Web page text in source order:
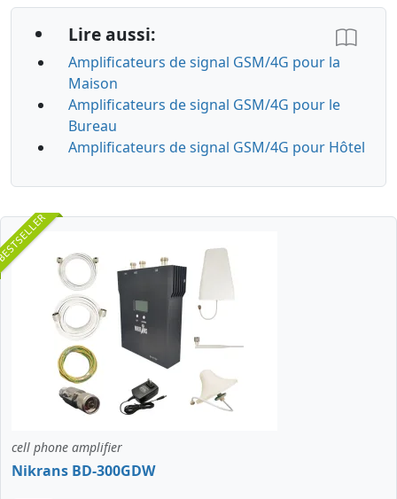
Lire aussi:
Amplificateurs de signal GSM/4G pour la
Maison
Amplificateurs de signal GSM/4G pour le
Bureau
Amplificateurs de signal GSM/4G pour Hôtel
cell phone amplifier
Nikrans BD-300GDW